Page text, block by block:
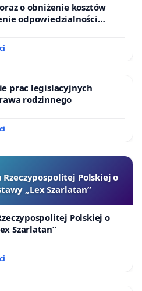
o obniżenie kosztów
odpowiedzialności
i sędziów
prac legislacyjnych
rodzinnego
Polskiej o
„Lex Szarlatan”
Polskiej o
Szarlatan”